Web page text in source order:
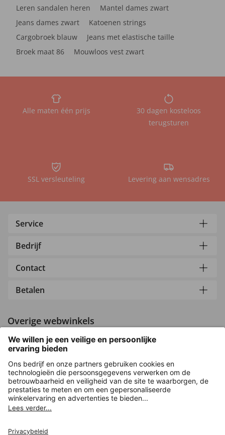
Leren sandalen heren
Mantel dames zwart
Jeans dames zwart
Katoenen strings
Cargobroek blauw
Jeans met elastische taille
Broek maat 86
Mouwloos vest zwart
Alle maten één prijs
30 dagen kosteloos
terugsturen
SSL versleuteling Levering aan wensadres
Service
Bedrijf
Contact
Betalen
Overige webwinkels
Nederland
Versleuteling met